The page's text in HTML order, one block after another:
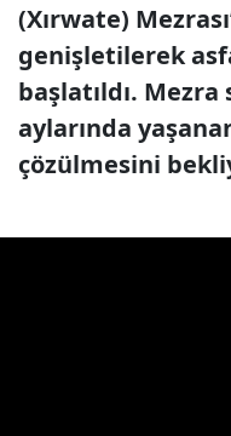
(Xırwate)
genişletilerek
başlatıldı.
aylarında
çözülmesini